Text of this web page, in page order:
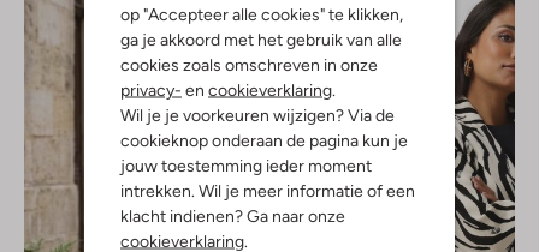
op "Accepteer alle cookies" te klikken,
ga je akkoord met het gebruik van alle
cookies zoals omschreven in onze
privacy- en cookieverklaring.
Wil je je voorkeuren wijzigen? Via de
cookieknop onderaan de pagina kun je
jouw toestemming ieder moment
intrekken. Wil je meer informatie of een
klacht indienen? Ga naar onze
cookieverklaring.